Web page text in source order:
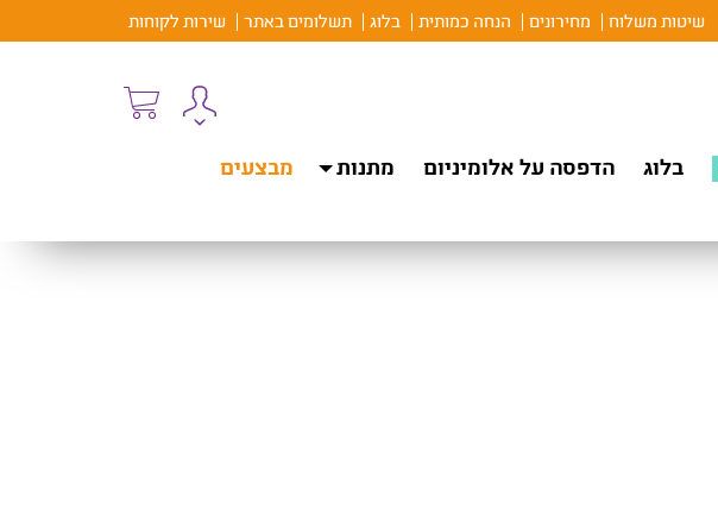
שיטות משלוח מחירונים הנחה כמותית בלוג תשלומים באתר שירות לקוחות
בלוג הדפסה על אלומיניום מתנות
מבצעים